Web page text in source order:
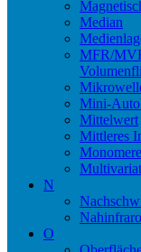
Median
MFR/
Mini-
Mittelwert
Mittleres
Monomere
N
O